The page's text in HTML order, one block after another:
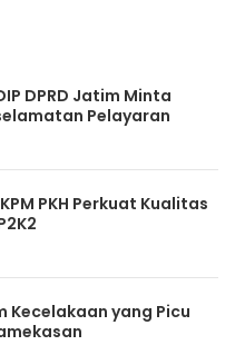
DPRD Jatim Minta
Pelayaran
PKH Perkuat Kualitas
Kecelakaan yang Picu